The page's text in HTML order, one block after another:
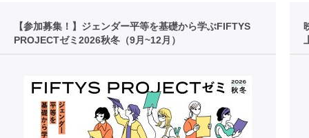
【参加募集！】ジェンダー平等を基礎から学ぶFIFTYS
PROJECTゼミ2026秋冬（9月~12月）